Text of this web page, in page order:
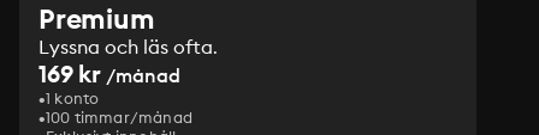
Premium
Lyssna och läs ofta.
169 kr /månad
1 konto
100 timmar/månad